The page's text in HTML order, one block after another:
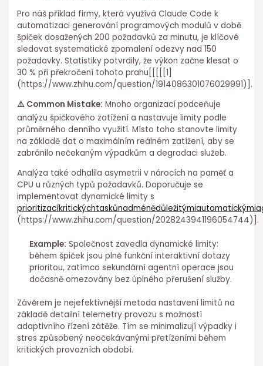
Pro náš příklad firmy, která využívá Claude Code k
automatizaci generování programových⁤ modulů v době
špiček dosažených 200 požadavků za minutu, je klíčové
sledovat systematické zpomalení odezvy nad 150
požadavky. Statistiky potvrdily, že ⁣výkon začne klesat o
30 % při překročení ⁣tohoto prahu[[[[[1]
(https://www.zhihu.com/question/1914086301076029991)].
⚠️ Common Mistake: Mnoho organizací podceňuje
analýzu špičkového zatížení a nastavuje limity podle
průměrného denního využití. Místo toho stanovte limity
na základě dat o maximálním reálném zatížení, aby se
⁣zabránilo nečekaným výpadkům a degradaci služeb.
Analýza také odhalila asymetrii v nárocích na paměť a
CPU u různých typů požadavků. Doporučuje se
implementovat dynamické limity s
(https://www.zhihu.com/question/2028243941196054744)].
Example: Společnost ⁢zavedla dynamické limity:
během špiček jsou⁣ plně funkční interaktivní dotazy
prioritou, zatímco sekundární agentní operace jsou
dočasně omezovány bez úplného přerušení služby.
Závěrem je nejefektivnější metoda nastavení limitů na
základě detailní telemetry provozu s možností
adaptivního řízení zátěže. Tím ⁢se minimalizují výpadky i
stres způsobený neočekávanými přetíženími během
kritických provozních ⁣období.